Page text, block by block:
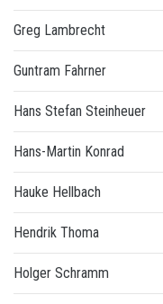
Greg Lambrecht
Guntram Fahrner
Hans Stefan Steinheuer
Hans-Martin Konrad
Hauke Hellbach
Hendrik Thoma
Holger Schramm